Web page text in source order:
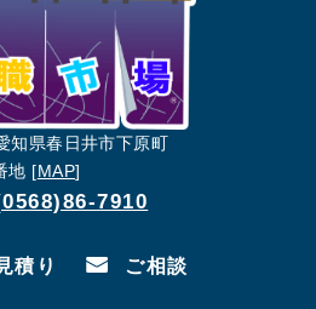
知県春日井市下原町
地 [MAP]
7910
積り ご相談